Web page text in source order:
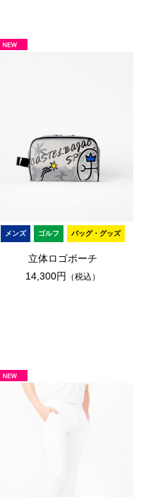
メンズ ゴルフ バッグ・グッズ
立体ロゴポーチ
14,300円
（税込）